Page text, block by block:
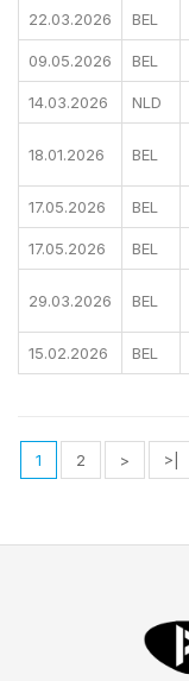
22.03.2026 BEL
09.05.2026 BEL
14.03.2026 NLD
18.01.2026 BEL
17.05.2026 BEL
17.05.2026 BEL
29.03.2026 BEL
15.02.2026 BEL
1 2 >
>|